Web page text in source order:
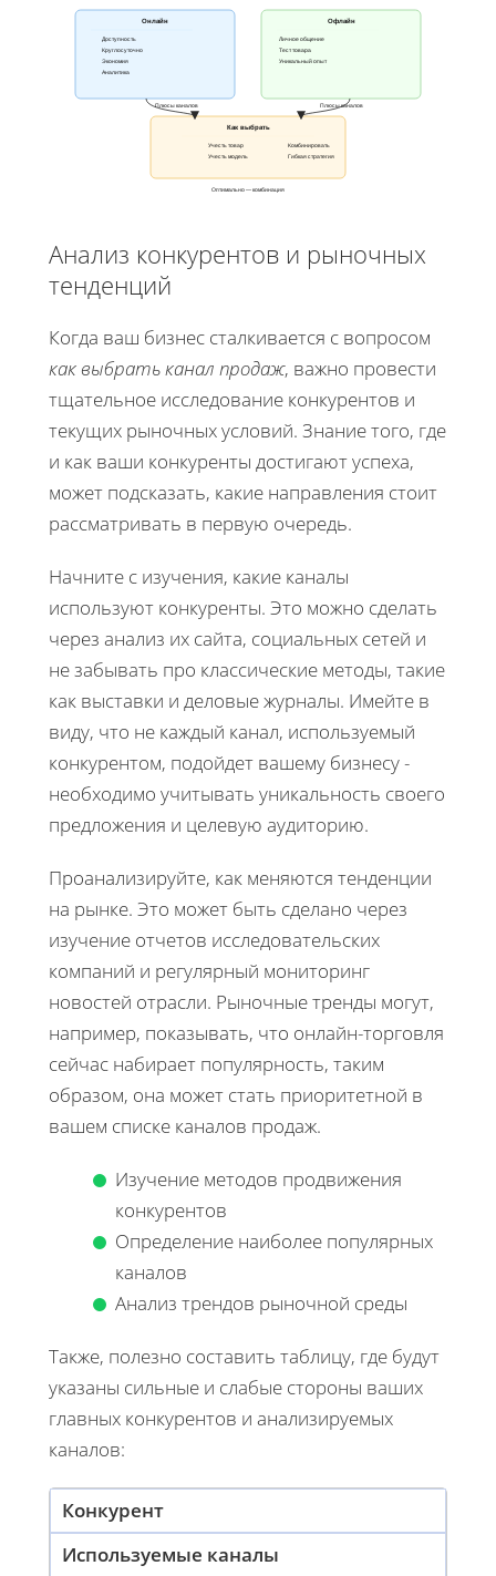
Онлайн
Доступность
Круглосуточно
Экономия
Аналитика
Офлайн
Личное общение
Тест товара
Уникальный опыт
Как выбрать
Учесть товар
Учесть модель
Комбинировать
Гибкая стратегия
Плюсы каналов Плюсы каналов
Оптимально — комбинация
Анализ конкурентов и рыночных
тенденций
Когда ваш бизнес сталкивается с вопросом
как выбрать канал продаж, важно провести
тщательное исследование конкурентов и
текущих рыночных условий. Знание того, где
и как ваши конкуренты достигают успеха,
может подсказать, какие направления стоит
рассматривать в первую очередь.
Начните с изучения, какие каналы
используют конкуренты. Это можно сделать
через анализ их сайта, социальных сетей и
не забывать про классические методы, такие
как выставки и деловые журналы. Имейте в
виду, что не каждый канал, используемый
конкурентом, подойдет вашему бизнесу -
необходимо учитывать уникальность своего
предложения и целевую аудиторию.
Проанализируйте, как меняются тенденции
на рынке. Это может быть сделано через
изучение отчетов исследовательских
компаний и регулярный мониторинг
новостей отрасли. Рыночные тренды могут,
например, показывать, что онлайн-торговля
сейчас набирает популярность, таким
образом, она может стать приоритетной в
вашем списке каналов продаж.
Изучение методов продвижения
конкурентов
Определение наиболее популярных
каналов
Анализ трендов рыночной среды
Также, полезно составить таблицу, где будут
указаны сильные и слабые стороны ваших
главных конкурентов и анализируемых
каналов:
Конкурент
Используемые каналы